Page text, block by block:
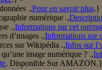
.,Pour en savoir plus.}
numérique .,
.,Informations sur cet
d’images .,Informations sur
sur Wikipédia .,Infos sur
image numérique ? .,
. Disponible Sur